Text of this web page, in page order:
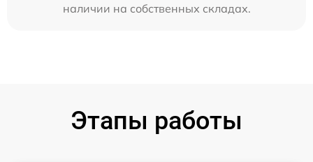
наличии на собственных складах.
Этапы работы